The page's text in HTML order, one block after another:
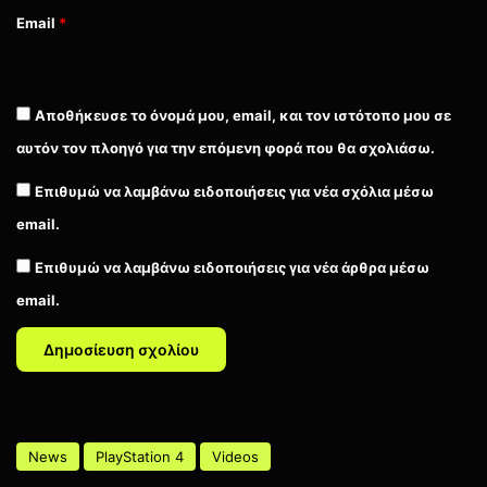
Email *
Αποθήκευσε το όνομά μου, email, και τον ιστότοπο μου σε
αυτόν τον πλοηγό για την επόμενη φορά που θα σχολιάσω.
Επιθυμώ να λαμβάνω ειδοποιήσεις για νέα σχόλια μέσω
email.
Επιθυμώ να λαμβάνω ειδοποιήσεις για νέα άρθρα μέσω
email.